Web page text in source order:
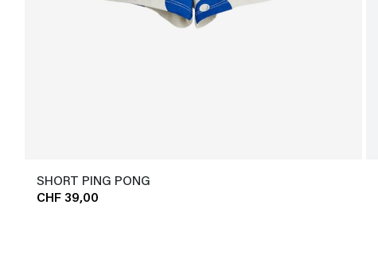
SHORT PING PONG
CHF 39,00